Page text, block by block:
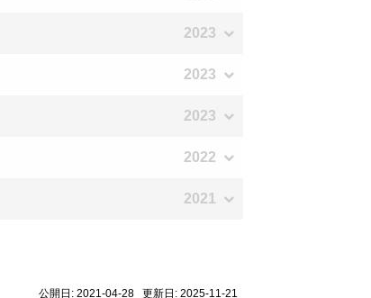
2023
2023
2023
2022
2021
公開日: 2021-04-28 更新日: 2025-11-21